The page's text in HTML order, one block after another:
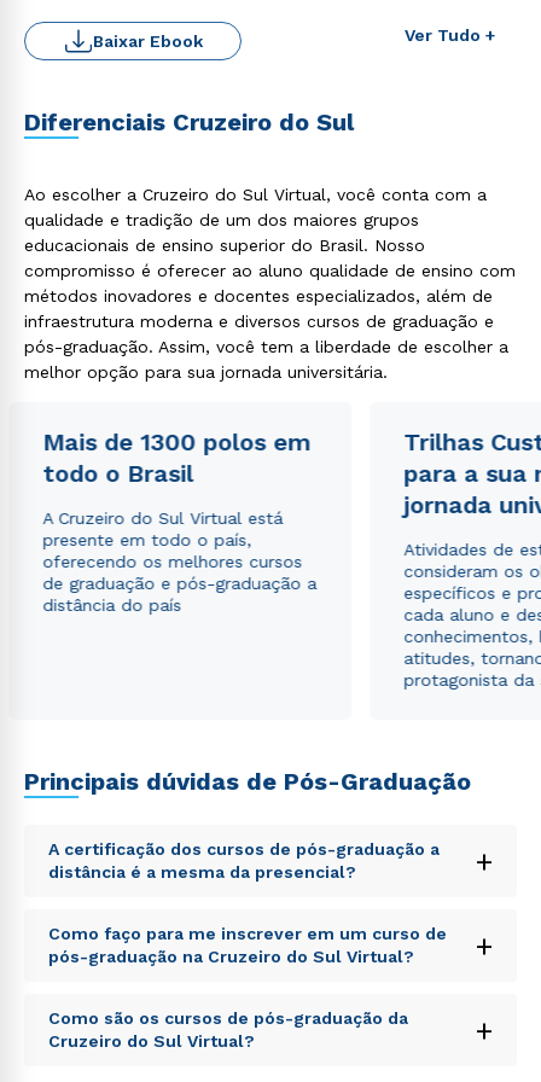
Ver Tudo +
Baixar Ebook
Diferenciais Cruzeiro do Sul
Ao escolher a Cruzeiro do Sul Virtual, você conta com a
qualidade e tradição de um dos maiores grupos
educacionais de ensino superior do Brasil. Nosso
compromisso é oferecer ao aluno qualidade de ensino com
métodos inovadores e docentes especializados, além de
infraestrutura moderna e diversos cursos de graduação e
pós-graduação. Assim, você tem a liberdade de escolher a
melhor opção para sua jornada universitária.
Mais de 1300 polos em
todo o Brasil
A Cruzeiro do Sul Virtual está
presente em todo o país,
oferecendo os melhores cursos
de graduação e pós-graduação a
distância do país
Trilhas
para a sua
jornada
Atividades de
consideram os
específicos e
cada aluno e
conhecimentos,
atitudes,
protagonista da
Principais dúvidas de Pós-Graduação
A certificação dos cursos de pós-graduação a
distância é a mesma da presencial?
+
Sed ut perspiciatis unde omnis iste natus error sit
voluptatem accusantium doloremque laudantium,
totam rem aperiam, eaque ipsa quae ab illo inventore
explicabo. Nemo enim ipsam voluptatem quia
voluptas sit aspernatur aut odit aut fugit, sed quia
Como faço para me inscrever em um curso de
pós-graduação na Cruzeiro do Sul Virtual?
+
Sed ut perspiciatis unde omnis iste natus error sit
voluptatem accusantium doloremque laudantium,
Como são os cursos de pós-graduação da
Cruzeiro do Sul Virtual?
+
WhatsApp
ou
autorizo que meus dados sejam utilizados para o
envio de conteúdos da Cruzeiro do Sul.